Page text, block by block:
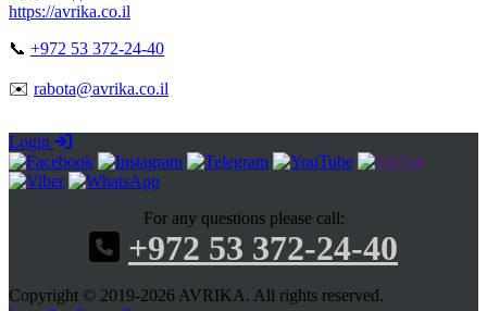
https://avrika.co.il
📞 +972 53 372-24-40
✉️ rabota@avrika.co.il
Login
For any questions please call:
+972 53 372-24-40
Copyright © 2019-2026 AVRIKA. All rights reserved.